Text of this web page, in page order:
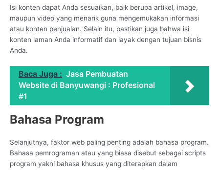
Isi konten dapat Anda sesuaikan, baik berupa artikel, image,
maupun video yang menarik guna mengemukakan informasi
atau konten penjualan. Selain itu, pastikan juga bahwa isi
konten laman Anda informatif dan layak dengan tujuan bisnis
Anda.
Baca Juga : Jasa Pembuatan
Website di Banyuwangi : Profesional
#1
Bahasa Program
Selanjutnya, faktor web paling penting adalah bahasa program.
Bahasa pemrograman atau yang biasa disebut sebagai scripts
program yakni bahasa khusus yang diterapkan dalam